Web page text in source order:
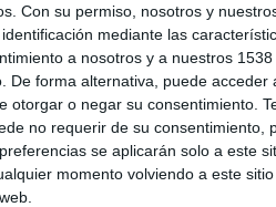
Con su permiso, nosotros y
mediante las
a nosotros y a nuestros
De forma alternativa, puede
otorgar o negar su consentimiento.
no requerir de su consentimiento,
se aplicarán solo a este
momento volviendo a este
Banner
Hillyard